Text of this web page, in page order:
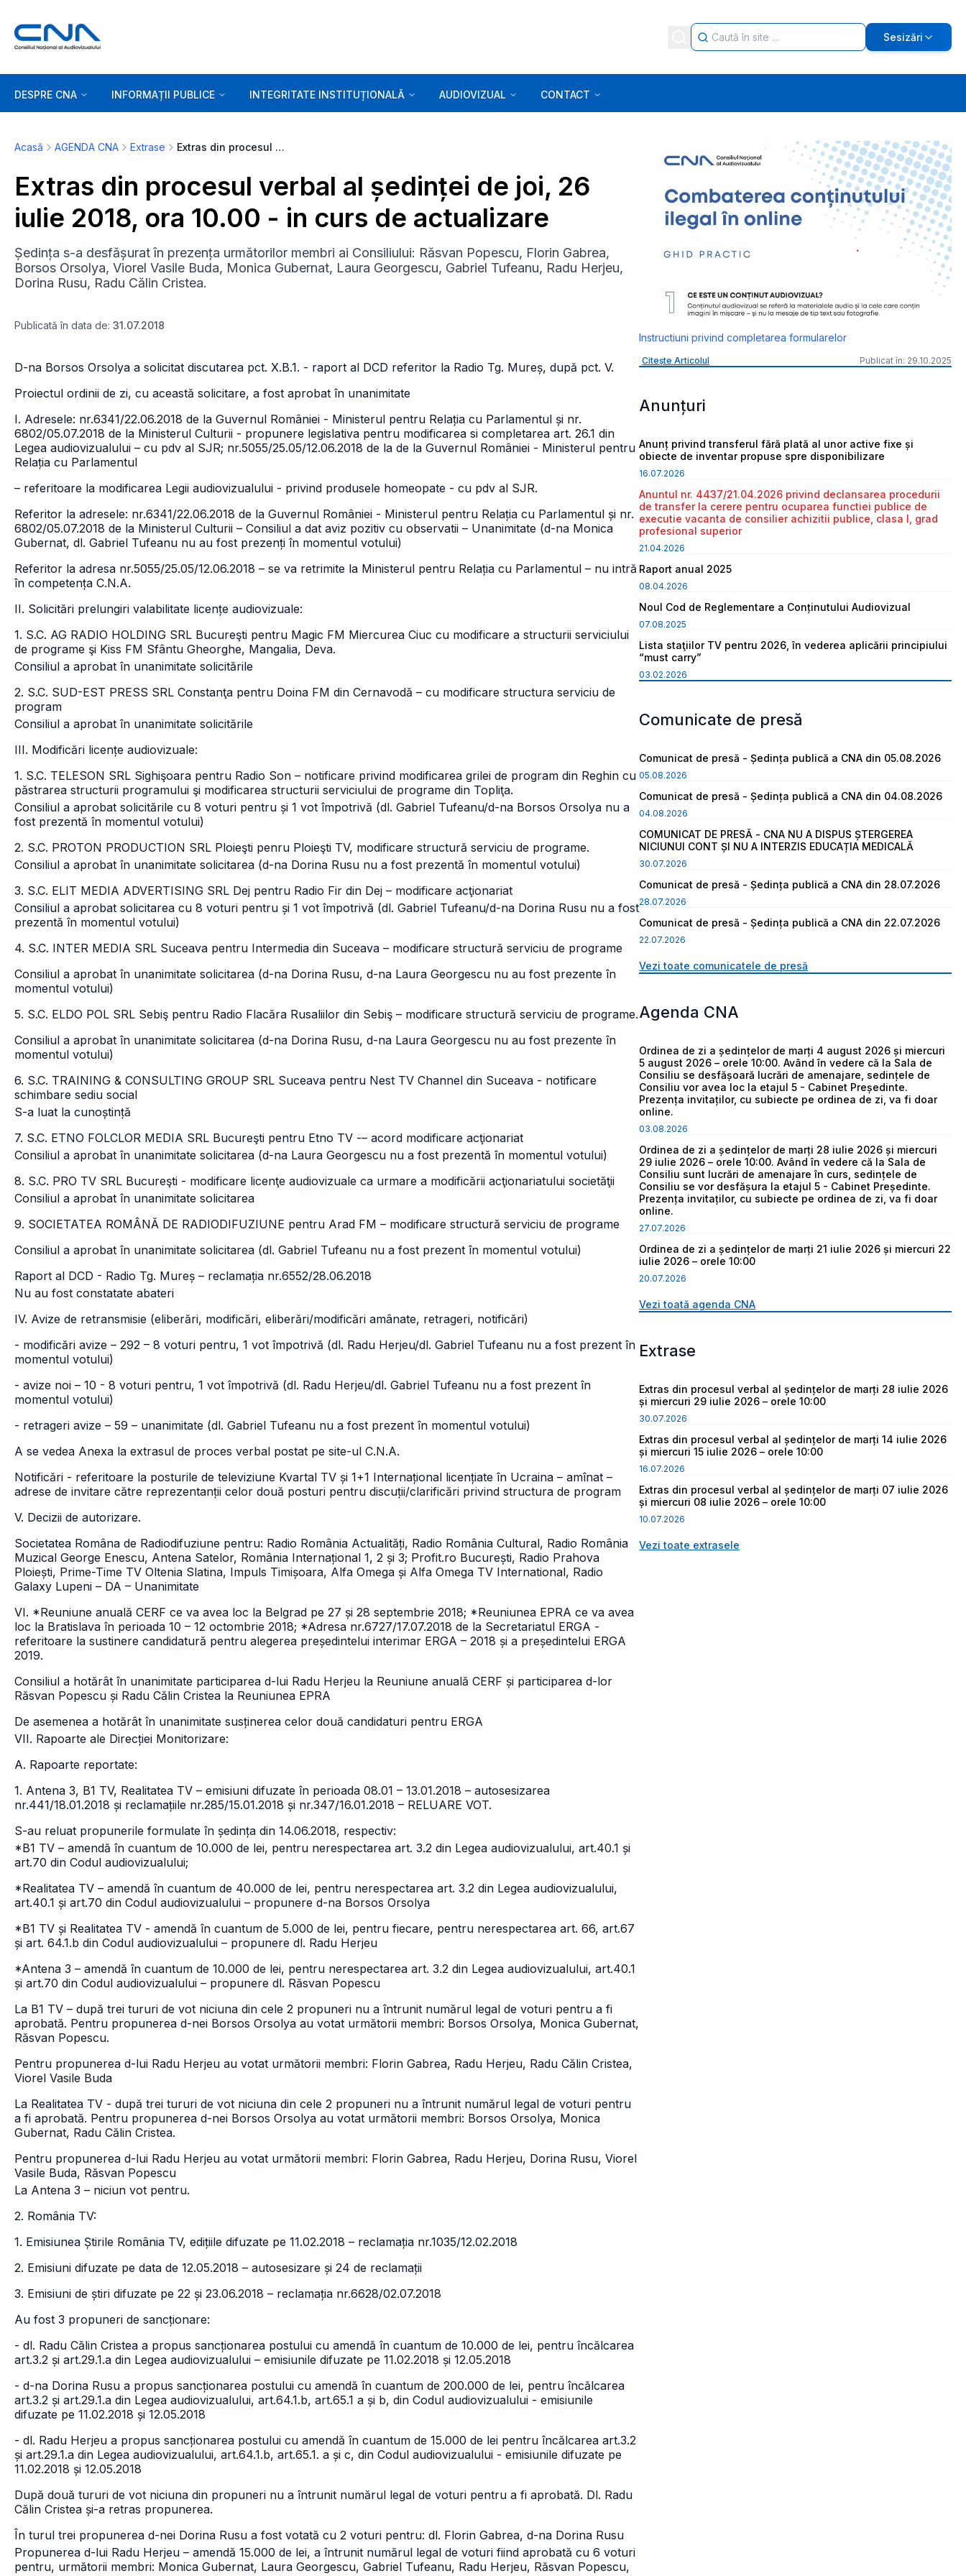
Sesizări
DESPRE CNA INFORMAȚII PUBLICE INTEGRITATE INSTITUȚIONALĂ AUDIOVIZUAL CONTACT
Acasă AGENDA CNA Extrase Extras din procesul verbal al ședinței de joi, 26 iulie 2018, ora 10.00 - in curs de actualizare
Extras din procesul verbal al ședinței de joi, 26
iulie 2018, ora 10.00 - in curs de actualizare
Ședința s-a desfășurat în prezența următorilor membri ai Consiliului: Răsvan Popescu, Florin Gabrea,
Borsos Orsolya, Viorel Vasile Buda, Monica Gubernat, Laura Georgescu, Gabriel Tufeanu, Radu Herjeu,
Dorina Rusu, Radu Călin Cristea.
Publicată în data de: 31.07.2018
D-na Borsos Orsolya a solicitat discutarea pct. X.B.1. - raport al DCD referitor la Radio Tg. Mureș, după pct. V.
Proiectul ordinii de zi, cu această solicitare, a fost aprobat în unanimitate
I. Adresele: nr.6341/22.06.2018 de la Guvernul României - Ministerul pentru Relația cu Parlamentul și nr.
6802/05.07.2018 de la Ministerul Culturii - propunere legislativa pentru modificarea si completarea art. 26.1 din
Legea audiovizualului – cu pdv al SJR; nr.5055/25.05/12.06.2018 de la de la Guvernul României - Ministerul pentru
Relația cu Parlamentul
– referitoare la modificarea Legii audiovizualului - privind produsele homeopate - cu pdv al SJR.
Referitor la adresele: nr.6341/22.06.2018 de la Guvernul României - Ministerul pentru Relația cu Parlamentul și nr.
6802/05.07.2018 de la Ministerul Culturii – Consiliul a dat aviz pozitiv cu observatii – Unanimitate (d-na Monica
Gubernat, dl. Gabriel Tufeanu nu au fost prezenți în momentul votului)
Referitor la adresa nr.5055/25.05/12.06.2018 – se va retrimite la Ministerul pentru Relația cu Parlamentul – nu intră
în competența C.N.A.
II. Solicitări prelungiri valabilitate licențe audiovizuale:
1. S.C. AG RADIO HOLDING SRL Bucureşti pentru Magic FM Miercurea Ciuc cu modificare a structurii serviciului
de programe şi Kiss FM Sfântu Gheorghe, Mangalia, Deva.
Consiliul a aprobat în unanimitate solicitările
2. S.C. SUD-EST PRESS SRL Constanţa pentru Doina FM din Cernavodă – cu modificare structura serviciu de
program
Consiliul a aprobat în unanimitate solicitările
III. Modificări licențe audiovizuale:
1. S.C. TELESON SRL Sighişoara pentru Radio Son – notificare privind modificarea grilei de program din Reghin cu
păstrarea structurii programului şi modificarea structurii serviciului de programe din Topliţa.
Consiliul a aprobat solicitările cu 8 voturi pentru și 1 vot împotrivă (dl. Gabriel Tufeanu/d-na Borsos Orsolya nu a
fost prezentă în momentul votului)
2. S.C. PROTON PRODUCTION SRL Ploieşti penru Ploieşti TV, modificare structură serviciu de programe.
Consiliul a aprobat în unanimitate solicitarea (d-na Dorina Rusu nu a fost prezentă în momentul votului)
3. S.C. ELIT MEDIA ADVERTISING SRL Dej pentru Radio Fir din Dej – modificare acţionariat
Consiliul a aprobat solicitarea cu 8 voturi pentru și 1 vot împotrivă (dl. Gabriel Tufeanu/d-na Dorina Rusu nu a fost
prezentă în momentul votului)
4. S.C. INTER MEDIA SRL Suceava pentru Intermedia din Suceava – modificare structură serviciu de programe
Consiliul a aprobat în unanimitate solicitarea (d-na Dorina Rusu, d-na Laura Georgescu nu au fost prezente în
momentul votului)
5. S.C. ELDO POL SRL Sebiş pentru Radio Flacăra Rusaliilor din Sebiş – modificare structură serviciu de programe.
Consiliul a aprobat în unanimitate solicitarea (d-na Dorina Rusu, d-na Laura Georgescu nu au fost prezente în
momentul votului)
6. S.C. TRAINING & CONSULTING GROUP SRL Suceava pentru Nest TV Channel din Suceava - notificare
schimbare sediu social
S-a luat la cunoștință
7. S.C. ETNO FOLCLOR MEDIA SRL Bucureşti pentru Etno TV -– acord modificare acţionariat
Consiliul a aprobat în unanimitate solicitarea (d-na Laura Georgescu nu a fost prezentă în momentul votului)
8. S.C. PRO TV SRL Bucureşti - modificare licenţe audiovizuale ca urmare a modificării acţionariatului societăţii
Consiliul a aprobat în unanimitate solicitarea
9. SOCIETATEA ROMÂNĂ DE RADIODIFUZIUNE pentru Arad FM – modificare structură serviciu de programe
Consiliul a aprobat în unanimitate solicitarea (dl. Gabriel Tufeanu nu a fost prezent în momentul votului)
Raport al DCD - Radio Tg. Mureș – reclamația nr.6552/28.06.2018
Nu au fost constatate abateri
IV. Avize de retransmisie (eliberări, modificări, eliberări/modificări amânate, retrageri, notificări)
- modificări avize – 292 – 8 voturi pentru, 1 vot împotrivă (dl. Radu Herjeu/dl. Gabriel Tufeanu nu a fost prezent în
momentul votului)
- avize noi – 10 - 8 voturi pentru, 1 vot împotrivă (dl. Radu Herjeu/dl. Gabriel Tufeanu nu a fost prezent în
momentul votului)
- retrageri avize – 59 – unanimitate (dl. Gabriel Tufeanu nu a fost prezent în momentul votului)
A se vedea Anexa la extrasul de proces verbal postat pe site-ul C.N.A.
Notificări - referitoare la posturile de televiziune Kvartal TV și 1+1 Internațional licențiate în Ucraina – amînat –
adrese de invitare către reprezentanții celor două posturi pentru discuții/clarificări privind structura de program
V. Decizii de autorizare.
Societatea Româna de Radiodifuziune pentru: Radio România Actualități, Radio România Cultural, Radio România
Muzical George Enescu, Antena Satelor, România Internațional 1, 2 și 3; Profit.ro București, Radio Prahova
Ploiești, Prime-Time TV Oltenia Slatina, Impuls Timișoara, Alfa Omega și Alfa Omega TV International, Radio
Galaxy Lupeni – DA – Unanimitate
VI. *Reuniune anuală CERF ce va avea loc la Belgrad pe 27 și 28 septembrie 2018; *Reuniunea EPRA ce va avea
loc la Bratislava în perioada 10 – 12 octombrie 2018; *Adresa nr.6727/17.07.2018 de la Secretariatul ERGA -
referitoare la sustinere candidatură pentru alegerea președintelui interimar ERGA – 2018 și a președintelui ERGA
2019.
Consiliul a hotărât în unanimitate participarea d-lui Radu Herjeu la Reuniune anuală CERF și participarea d-lor
Răsvan Popescu și Radu Călin Cristea la Reuniunea EPRA
De asemenea a hotărât în unanimitate susținerea celor două candidaturi pentru ERGA
VII. Rapoarte ale Direcției Monitorizare:
A. Rapoarte reportate:
1. Antena 3, B1 TV, Realitatea TV – emisiuni difuzate în perioada 08.01 – 13.01.2018 – autosesizarea
nr.441/18.01.2018 și reclamațiile nr.285/15.01.2018 și nr.347/16.01.2018 – RELUARE VOT.
S-au reluat propunerile formulate în ședința din 14.06.2018, respectiv:
*B1 TV – amendă în cuantum de 10.000 de lei, pentru nerespectarea art. 3.2 din Legea audiovizualului, art.40.1 și
art.70 din Codul audiovizualului;
*Realitatea TV – amendă în cuantum de 40.000 de lei, pentru nerespectarea art. 3.2 din Legea audiovizualului,
art.40.1 și art.70 din Codul audiovizualului – propunere d-na Borsos Orsolya
*B1 TV și Realitatea TV - amendă în cuantum de 5.000 de lei, pentru fiecare, pentru nerespectarea art. 66, art.67
și art. 64.1.b din Codul audiovizualului – propunere dl. Radu Herjeu
*Antena 3 – amendă în cuantum de 10.000 de lei, pentru nerespectarea art. 3.2 din Legea audiovizualului, art.40.1
și art.70 din Codul audiovizualului – propunere dl. Răsvan Popescu
La B1 TV – după trei tururi de vot niciuna din cele 2 propuneri nu a întrunit numărul legal de voturi pentru a fi
aprobată. Pentru propunerea d-nei Borsos Orsolya au votat următorii membri: Borsos Orsolya, Monica Gubernat,
Răsvan Popescu.
Pentru propunerea d-lui Radu Herjeu au votat următorii membri: Florin Gabrea, Radu Herjeu, Radu Călin Cristea,
Viorel Vasile Buda
La Realitatea TV - după trei tururi de vot niciuna din cele 2 propuneri nu a întrunit numărul legal de voturi pentru
a fi aprobată. Pentru propunerea d-nei Borsos Orsolya au votat următorii membri: Borsos Orsolya, Monica
Gubernat, Radu Călin Cristea.
Pentru propunerea d-lui Radu Herjeu au votat următorii membri: Florin Gabrea, Radu Herjeu, Dorina Rusu, Viorel
Vasile Buda, Răsvan Popescu
La Antena 3 – niciun vot pentru.
2. România TV:
1. Emisiunea Știrile România TV, edițiile difuzate pe 11.02.2018 – reclamația nr.1035/12.02.2018
2. Emisiuni difuzate pe data de 12.05.2018 – autosesizare și 24 de reclamații
3. Emisiuni de știri difuzate pe 22 și 23.06.2018 – reclamația nr.6628/02.07.2018
Au fost 3 propuneri de sancționare:
- dl. Radu Călin Cristea a propus sancționarea postului cu amendă în cuantum de 10.000 de lei, pentru încălcarea
art.3.2 și art.29.1.a din Legea audiovizualului – emisiunile difuzate pe 11.02.2018 și 12.05.2018
- d-na Dorina Rusu a propus sancționarea postului cu amendă în cuantum de 200.000 de lei, pentru încălcarea
art.3.2 și art.29.1.a din Legea audiovizualului, art.64.1.b, art.65.1 a și b, din Codul audiovizualului - emisiunile
difuzate pe 11.02.2018 și 12.05.2018
- dl. Radu Herjeu a propus sancționarea postului cu amendă în cuantum de 15.000 de lei pentru încălcarea art.3.2
și art.29.1.a din Legea audiovizualului, art.64.1.b, art.65.1. a și c, din Codul audiovizualului - emisiunile difuzate pe
11.02.2018 și 12.05.2018
După două tururi de vot niciuna din propuneri nu a întrunit numărul legal de voturi pentru a fi aprobată. Dl. Radu
Călin Cristea și-a retras propunerea.
În turul trei propunerea d-nei Dorina Rusu a fost votată cu 2 voturi pentru: dl. Florin Gabrea, d-na Dorina Rusu
Propunerea d-lui Radu Herjeu – amendă 15.000 de lei, a întrunit numărul legal de voturi fiind aprobată cu 6 voturi
pentru, următorii membri: Monica Gubernat, Laura Georgescu, Gabriel Tufeanu, Radu Herjeu, Răsvan Popescu,
Instructiuni privind completarea formularelor
Citește Articolul Publicat în: 29.10.2025
Anunțuri
Anunț privind transferul fără plată al unor active fixe și
obiecte de inventar propuse spre disponibilizare
16.07.2026
Anuntul nr. 4437/21.04.2026 privind declansarea procedurii
de transfer la cerere pentru ocuparea functiei publice de
executie vacanta de consilier achizitii publice, clasa I, grad
profesional superior
21.04.2026
Raport anual 2025
08.04.2026
Noul Cod de Reglementare a Conținutului Audiovizual
07.08.2025
Lista staţiilor TV pentru 2026, în vederea aplicării principiului
“must carry”
03.02.2026
Comunicate de presă
Comunicat de presă - Ședința publică a CNA din 05.08.2026
05.08.2026
Comunicat de presă - Ședința publică a CNA din 04.08.2026
04.08.2026
COMUNICAT DE PRESĂ - CNA NU A DISPUS ȘTERGEREA
NICIUNUI CONT ȘI NU A INTERZIS EDUCAȚIA MEDICALĂ
30.07.2026
Comunicat de presă - Ședința publică a CNA din 28.07.2026
28.07.2026
Comunicat de presă - Ședința publică a CNA din 22.07.2026
22.07.2026
Vezi toate comunicatele de presă
Agenda CNA
Ordinea de zi a ședințelor de marți 4 august 2026 și miercuri
5 august 2026 – orele 10:00. Având în vedere că la Sala de
Consiliu se desfășoară lucrări de amenajare, sedințele de
Consiliu vor avea loc la etajul 5 - Cabinet Președinte.
Prezența invitaților, cu subiecte pe ordinea de zi, va fi doar
online.
03.08.2026
Ordinea de zi a ședințelor de marți 28 iulie 2026 și miercuri
29 iulie 2026 – orele 10:00. Având în vedere că la Sala de
Consiliu sunt lucrări de amenajare în curs, sedințele de
Consiliu se vor desfășura la etajul 5 - Cabinet Președinte.
Prezența invitaților, cu subiecte pe ordinea de zi, va fi doar
online.
27.07.2026
Ordinea de zi a ședințelor de marți 21 iulie 2026 și miercuri 22
iulie 2026 – orele 10:00
20.07.2026
Vezi toată agenda CNA
Extrase
Extras din procesul verbal al ședințelor de marți 28 iulie 2026
și miercuri 29 iulie 2026 – orele 10:00
30.07.2026
Extras din procesul verbal al ședințelor de marți 14 iulie 2026
și miercuri 15 iulie 2026 – orele 10:00
16.07.2026
Extras din procesul verbal al ședințelor de marți 07 iulie 2026
și miercuri 08 iulie 2026 – orele 10:00
10.07.2026
Vezi toate extrasele